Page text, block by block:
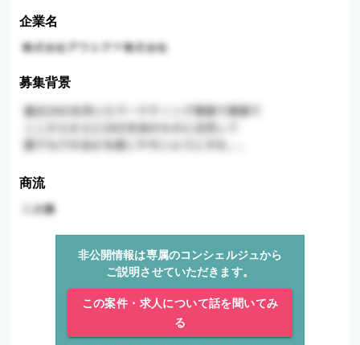
企業名
募集背景
商流
非公開情報は専属のコンシェルジュから
ご説明させていただきます。
この案件・求人について話を聞いてみ
る